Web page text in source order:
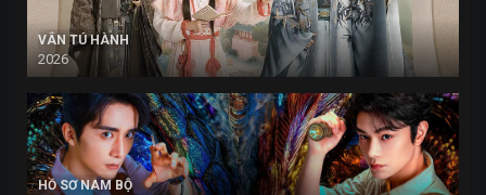
VÂN TÚ HÀNH
2026
HỒ SƠ NAM BỘ